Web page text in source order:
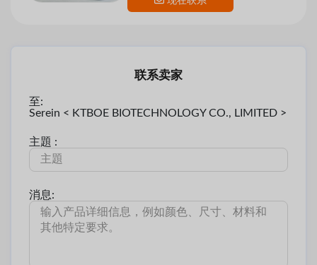
联系卖家
至:
Serein < KTBOE BIOTECHNOLOGY CO., LIMITED >
主題 :
消息: